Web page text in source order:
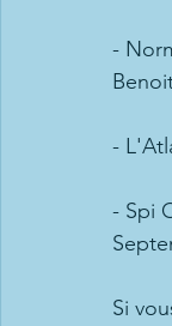
-
-
- Spi
Si